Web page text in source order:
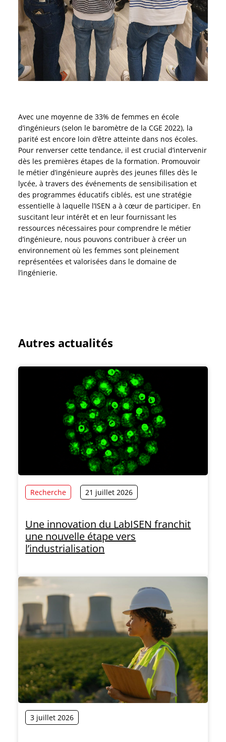
Avec une moyenne de 33% de femmes en école
d’ingénieurs (selon le baromètre de la CGE 2022), la
parité est encore loin d’être atteinte dans nos écoles.
Pour renverser cette tendance, il est crucial d’intervenir
dès les premières étapes de la formation. Promouvoir
le métier d’ingénieure auprès des jeunes filles dès le
lycée, à travers des événements de sensibilisation et
des programmes éducatifs ciblés, est une stratégie
essentielle à laquelle l’ISEN a à cœur de participer. En
suscitant leur intérêt et en leur fournissant les
ressources nécessaires pour comprendre le métier
d’ingénieure, nous pouvons contribuer à créer un
environnement où les femmes sont pleinement
représentées et valorisées dans le domaine de
l’ingénierie.
Autres actualités
Recherche 21 juillet 2026
Une innovation du LabISEN franchit
une nouvelle étape vers
l’industrialisation
3 juillet 2026